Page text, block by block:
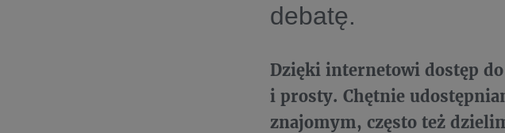
debatę.
Dzięki internetowi dostęp
i prosty. Chętnie
znajomym, często też